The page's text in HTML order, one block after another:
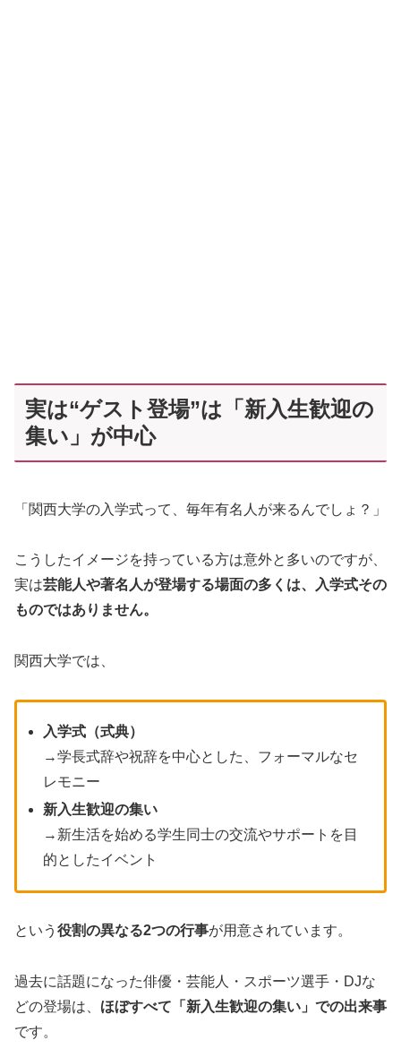
実は“ゲスト登場”は「新入生歓迎の
集い」が中心
「関西大学の入学式って、毎年有名人が来るんでしょ？」
こうしたイメージを持っている方は意外と多いのですが、
実は芸能人や著名人が登場する場面の多くは、入学式その
ものではありません。
関西大学では、
入学式（式典）
→学長式辞や祝辞を中心とした、フォーマルなセ
レモニー
新入生歓迎の集い
→新生活を始める学生同士の交流やサポートを目
的としたイベント
という 役割の異なる2つの行事が用意されています。
過去に話題になった俳優・芸能人・スポーツ選手・DJな
どの登場は、 ほぼすべて「新入生歓迎の集い」での出来事
です。